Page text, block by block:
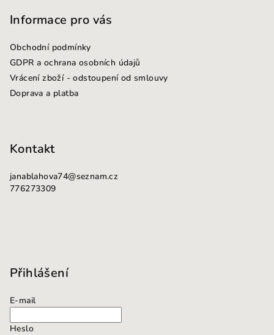
Informace pro vás
Obchodní podmínky
GDPR a ochrana osobních údajů
Vrácení zboží - odstoupení od smlouvy
Doprava a platba
Kontakt
janablahova74@seznam.cz
776273309
Přihlášení
E-mail
Heslo